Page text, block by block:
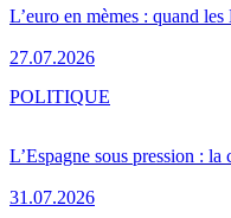
L’euro en mèmes : quand
27.07.2026
L’Espagne sous pression :
31.07.2026
POLITIQUE